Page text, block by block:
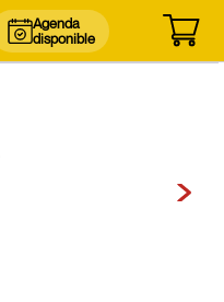
Agenda
disponible